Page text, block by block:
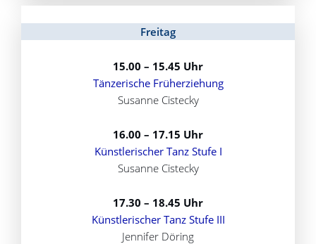
Freitag
15.00 – 15.45 Uhr
Tänzerische Früherziehung
Susanne Cistecky
16.00 – 17.15 Uhr
Künstlerischer Tanz Stufe I
Susanne Cistecky
17.30 – 18.45 Uhr
Künstlerischer Tanz Stufe III
Jennifer Döring